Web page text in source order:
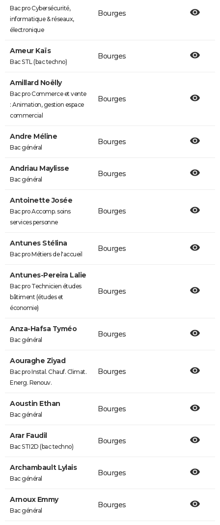
Bac pro Cybersécurité,
informatique & réseaux,
électronique
Bourges
Ameur Kaïs
Bac STL (bac techno)
Bourges
Amillard Noëlly
Bac pro Commerce et vente
: Animation, gestion espace
commercial
Bourges
Andre Méline
Bac général
Bourges
Andriau Maylisse
Bac général
Bourges
Antoinette Josée
Bac pro Accomp. soins
services personne
Bourges
Antunes Stélina
Bac pro Métiers de l'accueil
Bourges
Antunes-Pereira Lalie
Bac pro Technicien études
bâtiment (études et
économie)
Bourges
Anza-Hafsa Tyméo
Bac général
Bourges
Aouraghe Ziyad
Bac pro Instal. Chauf. Climat.
Energ. Renouv.
Bourges
Aoustin Ethan
Bac général
Bourges
Arar Faudil
Bac STI2D (bac techno)
Bourges
Archambault Lylais
Bac général
Bourges
Arnoux Emmy
Bac général
Bourges